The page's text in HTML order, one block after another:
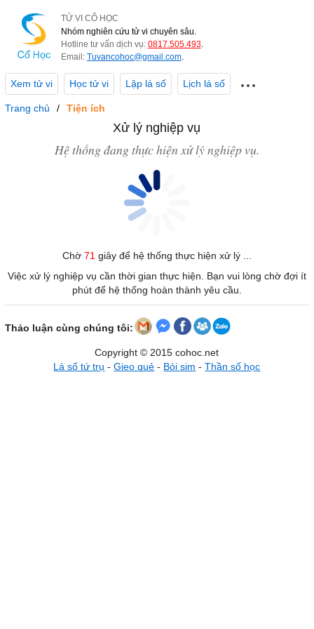
TỬ VI CỔ HỌC
Nhóm nghiên cứu tử vi chuyên sâu.
Hotline tư vấn dịch vụ: 0817.505.493.
Email: Tuvancohoc@gmail.com.
Xem tử vi Học tử vi Lập lá số Lịch lá số
Trang chủ Tiện ích
Xử lý nghiệp vụ
Hệ thống đang thực hiện xử lý nghiệp vụ.
Chờ 71 giây để hệ thống thực hiện xử lý ...
Việc xử lý nghiệp vụ cần thời gian thực hiện. Bạn vui lòng chờ đợi ít
phút để hệ thống hoàn thành yêu cầu.
Thảo luận cùng chúng tôi:
Copyright © 2015 cohoc.net
Lá số tứ trụ -Gieo quẻ - Bói sim -Thần số học